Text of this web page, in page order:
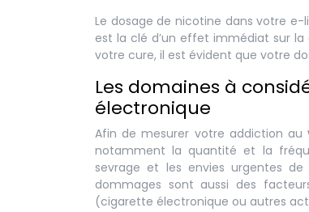
Le dosage de nicotine dans votre
est la clé d’un effet immédiat sur
votre cure, il est évident que votre
Les domaines à
électronique
Afin de mesurer votre addiction au
notamment la quantité et la
sevrage et les envies urgentes
dommages sont aussi des
(cigarette électronique ou autres